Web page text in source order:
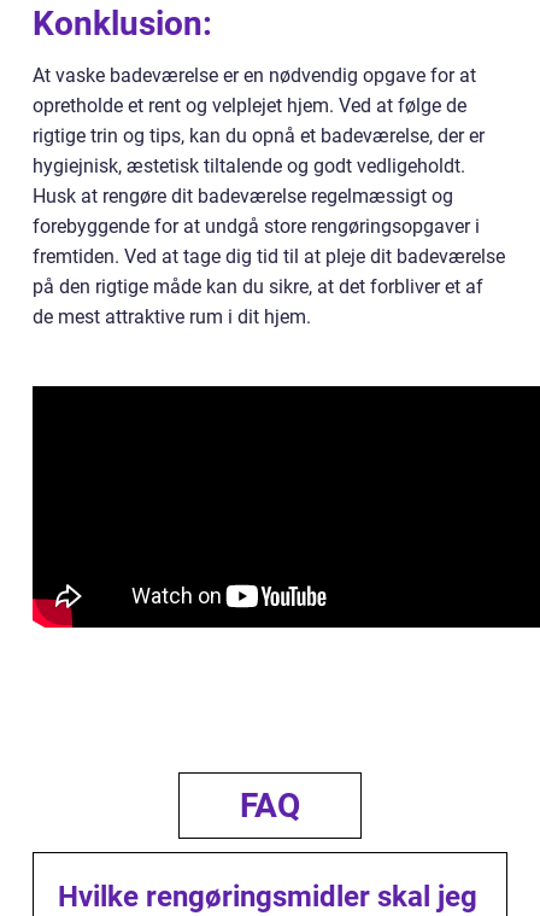
Konklusion:
At vaske badeværelse er en nødvendig opgave for at
opretholde et rent og velplejet hjem. Ved at følge de
rigtige trin og tips, kan du opnå et badeværelse, der er
hygiejnisk, æstetisk tiltalende og godt vedligeholdt.
Husk at rengøre dit badeværelse regelmæssigt og
forebyggende for at undgå store rengøringsopgaver i
fremtiden. Ved at tage dig tid til at pleje dit badeværelse
på den rigtige måde kan du sikre, at det forbliver et af
de mest attraktive rum i dit hjem.
FAQ
Hvilke rengøringsmidler skal jeg